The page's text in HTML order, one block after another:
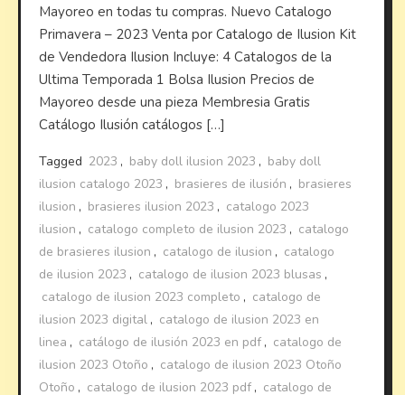
Mayoreo en todas tu compras. Nuevo Catalogo
Primavera – 2023 Venta por Catalogo de Ilusion Kit
de Vendedora Ilusion Incluye: 4 Catalogos de la
Ultima Temporada 1 Bolsa Ilusion Precios de
Mayoreo desde una pieza Membresia Gratis
Catálogo Ilusión catálogos […]
Tagged 2023 , baby doll ilusion 2023 , baby doll
ilusion catalogo 2023 , brasieres de ilusión , brasieres
ilusion , brasieres ilusion 2023 , catalogo 2023
ilusion , catalogo completo de ilusion 2023 , catalogo
de brasieres ilusion , catalogo de ilusion , catalogo
de ilusion 2023 , catalogo de ilusion 2023 blusas ,
catalogo de ilusion 2023 completo , catalogo de
ilusion 2023 digital , catalogo de ilusion 2023 en
linea , catálogo de ilusión 2023 en pdf , catalogo de
ilusion 2023 Otoño , catalogo de ilusion 2023 Otoño
Otoño , catalogo de ilusion 2023 pdf , catalogo de